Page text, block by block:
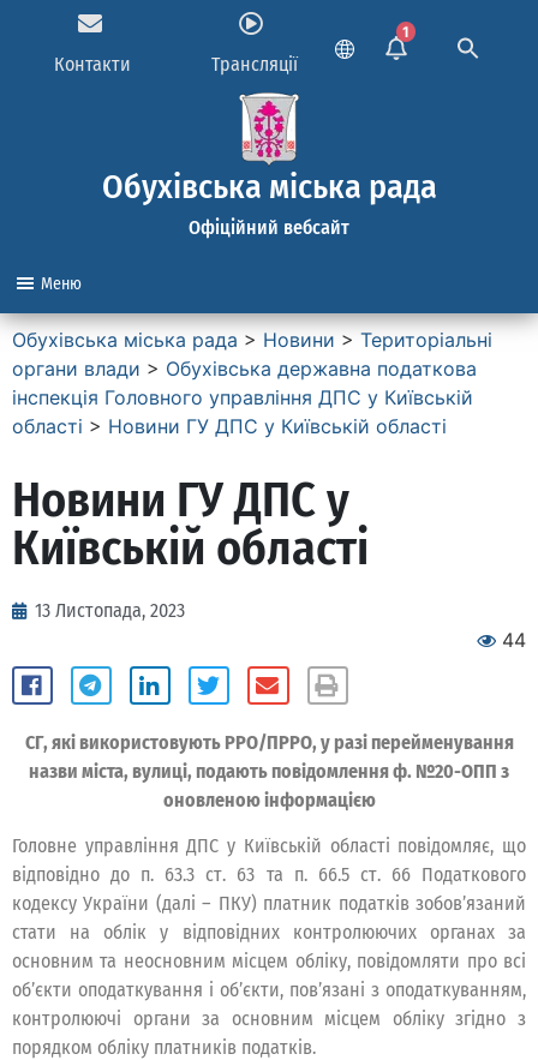
Контакти Трансляції
1
Обухівська міська рада
Офіційний вебсайт
Меню
Обухівська міська рада > Новини > Територіальні
органи влади > Обухівська державна податкова
інспекція Головного управління ДПС у Київській
області > Новини ГУ ДПС у Київській області
Новини ГУ ДПС у
Київській області
13 Листопада, 2023
44
СГ, які використовують РРО/ПРРО, у разі перейменування
назви міста, вулиці, подають повідомлення ф. №20-ОПП з
оновленою інформацією
Головне управління ДПС у Київській області повідомляє, що
відповідно до п. 63.3 ст. 63 та п. 66.5 ст. 66 Податкового
кодексу України (далі – ПКУ) платник податків зобов’язаний
стати на облік у відповідних контролюючих органах за
основним та неосновним місцем обліку, повідомляти про всі
об’єкти оподаткування і об’єкти, пов’язані з оподаткуванням,
контролюючі органи за основним місцем обліку згідно з
порядком обліку платників податків.